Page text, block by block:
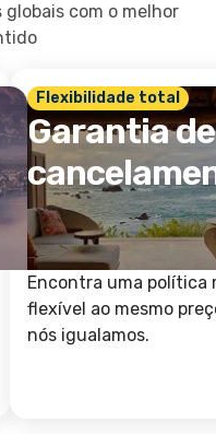
com o melhor
Flexibilidade total
Garantia de
Encontra uma política
flexível ao mesmo
nós igualamos.